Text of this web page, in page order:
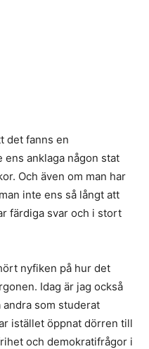
det fanns en
anklaga någon stat
Och även om man har
inte ens så långt att
färdiga svar och i stort
nyfiken på hur det
Idag är jag också
andra som studerat
istället öppnat dörren till
och demokratifrågor i